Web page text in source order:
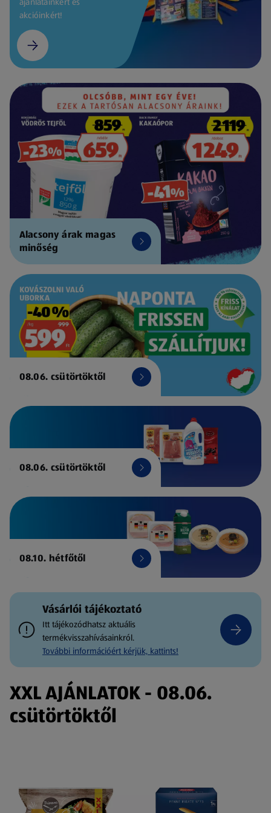
akcióinkért!
Alacsony árak magas
minőség
08.06. csütörtöktől
08.06. csütörtöktől
08.10. hétfőtől
Vásárlói tájékoztató
Itt tájékozódhatsz aktuális
termékvisszahívásainkról.
További információért kérjük, kattints!
XXL AJÁNLATOK - 08.06.
csütörtöktől